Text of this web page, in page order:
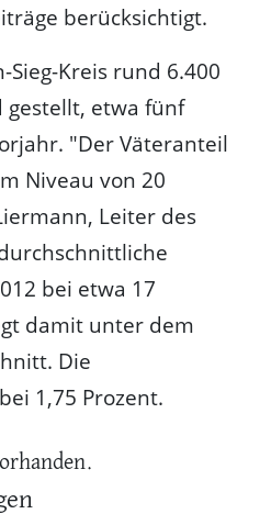
berücksichtigt.
Kreis rund 6.400
gestellt, etwa fünf
"Der Väteranteil
Niveau von 20
Leiter des
bei etwa 17
damit unter dem
Die
1,75 Prozent.